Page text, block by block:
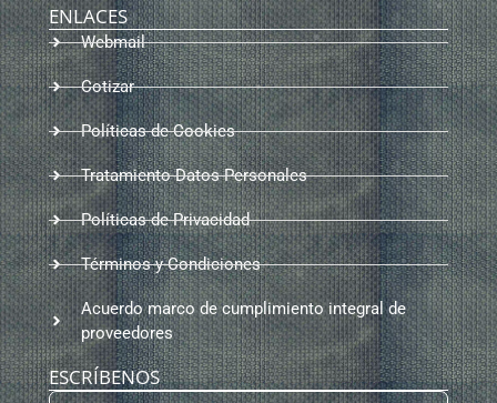
ENLACES
Webmail
Cotizar
Políticas de Cookies
Tratamiento Datos Personales
Políticas de Privacidad
Términos y Condiciones
Acuerdo marco de cumplimiento integral de
proveedores
ESCRÍBENOS